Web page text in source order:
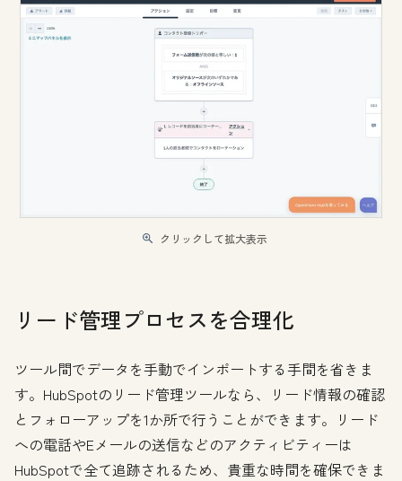
クリックして拡大表示
リード管理プロセスを合理化
ツール間でデータを手動でインポートする手間を省きま
す。HubSpotのリード管理ツールなら、リード情報の確認
とフォローアップを1か所で行うことができます。リード
への電話やEメールの送信などのアクティビティーは
HubSpotで全て追跡されるため、貴重な時間を確保できま